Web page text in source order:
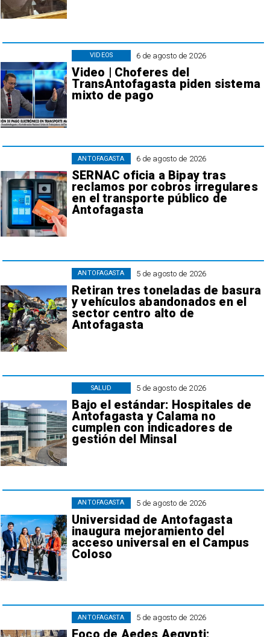
6 de agosto de 2026
Video | Choferes del
TransAntofagasta piden sistema
mixto de pago
VIDEOS
6 de agosto de 2026
SERNAC oficia a Bipay tras
reclamos por cobros irregulares
en el transporte público de
Antofagasta
ANTOFAGASTA
5 de agosto de 2026
Retiran tres toneladas de basura
y vehículos abandonados en el
sector centro alto de
Antofagasta
ANTOFAGASTA
5 de agosto de 2026
Bajo el estándar: Hospitales de
Antofagasta y Calama no
cumplen con indicadores de
gestión del Minsal
SALUD
5 de agosto de 2026
Universidad de Antofagasta
inaugura mejoramiento del
acceso universal en el Campus
Coloso
ANTOFAGASTA
5 de agosto de 2026
ANTOFAGASTA